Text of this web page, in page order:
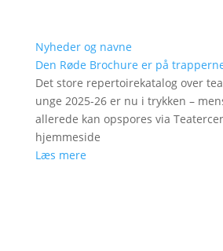
Nyheder og navne
Den Røde Brochure er på
Det store repertoirekatalog over
unge 2025-26 er nu i trykken –
allerede kan opspores via
hjemmeside
Læs mere